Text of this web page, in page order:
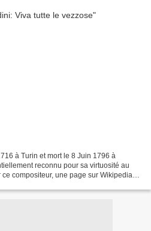
à Turin et mort le 8 Juin 1796 à
reconnu pour sa virtuosité au
compositeur, une page sur Wikipedia